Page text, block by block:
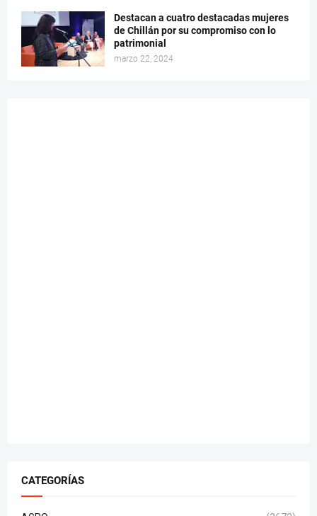
Destacan a cuatro destacadas mujeres
de Chillán por su compromiso con lo
patrimonial
marzo 22, 2024
CATEGORÍAS